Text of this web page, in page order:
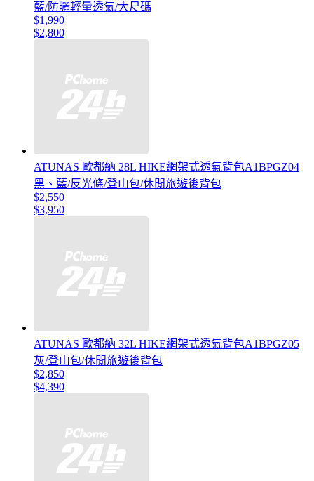
藍/防曬輕量透氣/大尺碼
$1,990
$2,800
ATUNAS 歐都納 28L HIKE網架式透氣背包A1BPGZ04
黑、藍/反光條/登山包/休閒旅遊後背包
$2,550
$3,950
ATUNAS 歐都納 32L HIKE網架式透氣背包A1BPGZ05
灰/登山包/休閒旅遊後背包
$2,850
$4,390